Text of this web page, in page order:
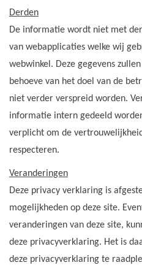
Derden
De informatie wordt niet met
van webapplicaties welke wij
webwinkel. Deze gegevens
behoeve van het doel van de
niet verder verspreid worden.
informatie intern gedeeld
verplicht om de
respecteren.
Veranderingen
Deze privacy verklaring is
mogelijkheden op deze site.
veranderingen van deze site,
deze privacyverklaring. Het is
deze privacyverklaring te